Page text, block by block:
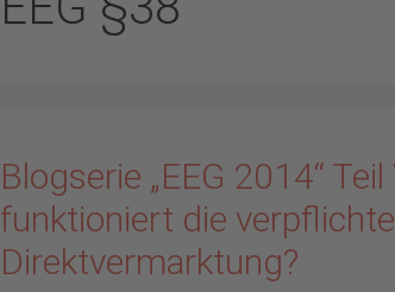
Blogserie „EEG 2014“ Teil
funktioniert die
Direktvermarktung?